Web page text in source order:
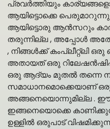
പ്രവർത്തിയും
ആയിട്ടൊക്കെ പെരുമാറുന്നു
ആയിട്ടൊരു ആൻസറും
തരുന്നില്ല , അപ്പോൾ
, നിങ്ങൾക്ക് കംപ്ലീറ്റ്ലി ഒരു
അതായത് ഒരു
ഒരു ആദ്യം മുതൽ തന്നെ
സമാധാനമൊക്കെയാണ്
അങ്ങനെയൊന്നുമില്ല . ഈ
ഇങ്ങനെയൊക്കെ
ഉള്ളിൽ ഒരുപാട്